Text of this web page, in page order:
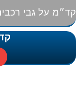
קד״מ על גבי